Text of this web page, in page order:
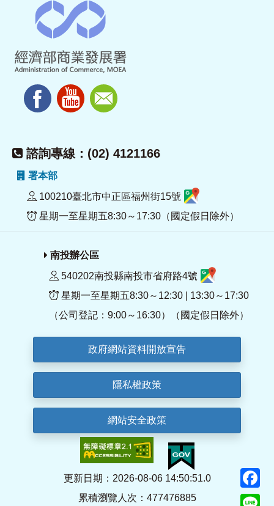
諮詢專線：(02) 4121166
署本部
100210臺北市中正區福州街15號
星期一至星期五8:30～17:30（國定假日除外）
南投辦公區
540202南投縣南投市省府路4號
星期一至星期五8:30～12:30 | 13:30～17:30
（公司登記：9:00～16:30）（國定假日除外）
政府網站資料開放宣告
隱私權政策
網站安全政策
更新日期：2026-08-06 14:50:51.0
累積瀏覽人次：477476885